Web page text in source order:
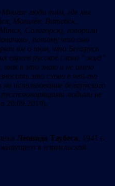
Многие люди там, где мы
Могилёв, Витебск,
Солигорск), говорили
потому что оно
им о том, что Беларусь
русское слово “жид”
я это знаю и не имею
это слово в чей-то
использование беларуского
людьми не
20.09.2019).
Леонида Таубеса, 1941 г.
в израильской